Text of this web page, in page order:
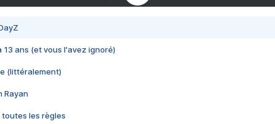
13 ans (et vous l'avez ignoré)
(littéralement)
Rayan
toutes les règles